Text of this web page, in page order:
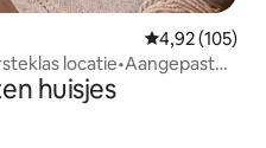
Gemiddelde
4,92 (105)
locatie•Aangepast
huisjes